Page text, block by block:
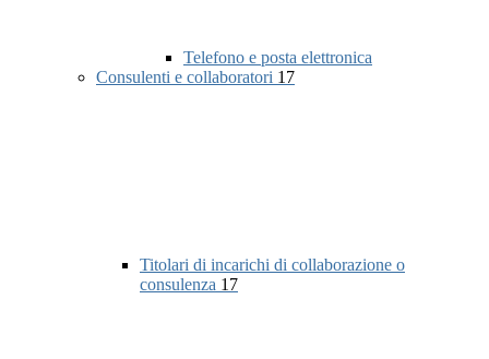
Telefono e posta elettronica
Consulenti e collaboratori 17
Titolari di incarichi di collaborazione o
consulenza 17